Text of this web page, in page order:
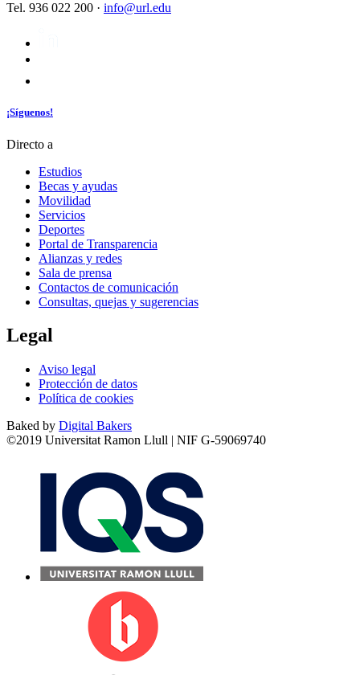
Tel. 936 022 200 · info@url.edu
¡Síguenos!
Directo a
Estudios
Becas y ayudas
Movilidad
Servicios
Deportes
Portal de Transparencia
Alianzas y redes
Sala de prensa
Contactos de comunicación
Consultas, quejas y sugerencias
Legal
Aviso legal
Protección de datos
Política de cookies
Baked by Digital Bakers
©2019 Universitat Ramon Llull | NIF G-59069740